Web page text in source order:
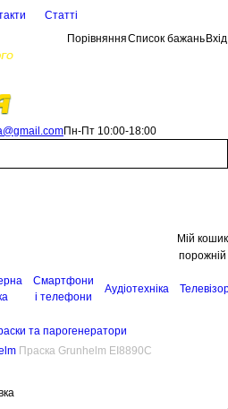
Статті
ПорівнянняСписок бажань Вхід
Пн-Пт 10:00-18:00
Мій кошик
порожній
Смартфони
і телефони
Аудіотехніка
та парогенератори
Праска Grunhelm EI8890C